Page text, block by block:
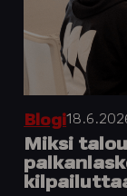
Blogi
Miksi